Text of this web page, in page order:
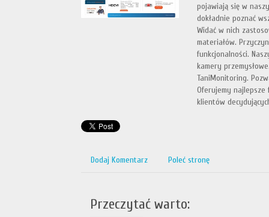
pojawiają się w
dokładnie poznać
Widać w nich
materiałów.
funkcjonalności.
kamery
TaniMonitoring.
Oferujemy
klientów
Dodaj Komentarz Poleć stronę
Przeczytać warto: